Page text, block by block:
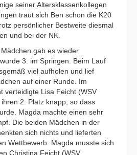
seiner Altersklassenkollegen
traut sich Ben schon die K20
persönlicher Bestweite diesmal
und bei der NK.
gab es wieder
3. im Springen. Beim Lauf
viel aufholen und lief
auf einer Runde. Im
verteidigte Lisa Feicht (WSV
2. Platz knapp, so dass
Magda machte einen sehr
Die beiden Mädchen in der
sich nichts und lieferten
Wettbewerb. Magda musste sich
Christina Feicht (WSV